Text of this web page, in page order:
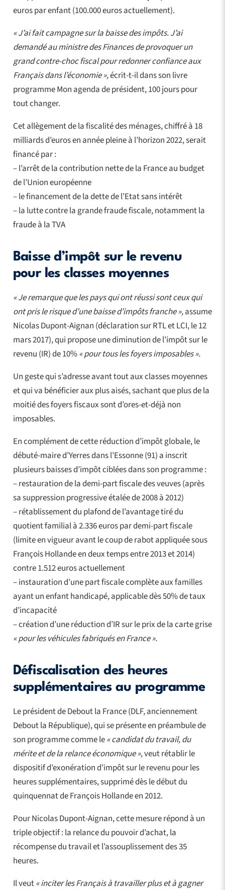
euros par enfant (100.000 euros actuellement).
« J’ai fait campagne sur la baisse des impôts. J’ai
demandé au ministre des Finances de provoquer un
grand contre-choc fiscal pour redonner confiance aux
Français dans l’économie »,écrit-t-il dans son livre
programme Mon agenda de président, 100 jours pour
tout changer.
Cet allègement de la fiscalité des ménages, chiffré à 18
milliards d’euros en année pleine à l’horizon 2022, serait
financé par :
– l’arrêt de la contribution nette de la France au budget
de l’Union européenne
– le financement de la dette de l’Etat sans intérêt
– la lutte contre la grande fraude fiscale, notamment la
fraude à la TVA
Baisse d’impôt sur le revenu
pour les classes moyennes
« Je remarque que les pays qui ont réussi sont ceux qui
ont pris le risque d’une baisse d’impôts franche »,assume
Nicolas Dupont-Aignan (déclaration sur RTL et LCI, le 12
mars 2017), qui propose une diminution de l’impôt sur le
revenu (IR) de 10%« pour tous les foyers imposables ».
Un geste qui s’adresse avant tout aux classes moyennes
et qui va bénéficier aux plus aisés, sachant que plus de la
moitié des foyers fiscaux sont d’ores-et-déjà non
imposables.
En complément de cette réduction d’impôt globale, le
débuté-maire d’Yerres dans l’Essonne (91) a inscrit
plusieurs baisses d’impôt ciblées dans son programme :
– restauration de la demi-part fiscale des veuves (après
sa suppression progressive étalée de 2008 à 2012)
– rétablissement du plafond de l’avantage tiré du
quotient familial à 2.336 euros par demi-part fiscale
(limite en vigueur avant le coup de rabot appliquée sous
François Hollande en deux temps entre 2013 et 2014)
contre 1.512 euros actuellement
– instauration d’une part fiscale complète aux familles
ayant un enfant handicapé, applicable dès 50% de taux
d’incapacité
– création d’une réduction d’IR sur le prix de la carte grise
« pour les véhicules fabriqués en France ».
Défiscalisation des heures
supplémentaires au programme
Le président de Debout la France (DLF, anciennement
Debout la République), qui se présente en préambule de
son programme comme le« candidat du travail, du
mérite et de la relance économique », veut rétablir le
dispositif d’exonération d’impôt sur le revenu pour les
heures supplémentaires, supprimé dès le début du
quinquennat de François Hollande en 2012.
Pour Nicolas Dupont-Aignan, cette mesure répond à un
triple objectif : la relance du pouvoir d’achat, la
récompense du travail et l’assouplissement des 35
heures.
Il veut« inciter les Français à travailler plus et à gagner